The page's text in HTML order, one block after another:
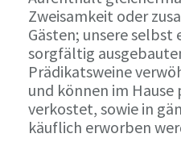
Zweisamkeit oder
Gästen; unsere selbst
sorgfältig
Prädikatsweine
und können im
verkostet, sowie in
käuflich erworben